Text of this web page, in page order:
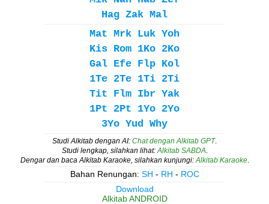
Hag Zak Mal
Mat Mrk Luk Yoh
Kis Rom 1Ko 2Ko
Gal Efe Flp Kol
1Te 2Te 1Ti 2Ti
Tit
Flm Ibr Yak
1Pt
2Pt 1Yo 2Yo
3Yo Yud Why
Studi Alkitab dengan AI: Chat dengan Alkitab GPT.
Studi lengkap, silahkan lihat: Alkitab SABDA
Dengar dan baca Alkitab Karaoke, silahkan kunjungi: Alkitab Karaoke.
Bahan Renungan: SH - RH - ROC
Download
Alkitab ANDROID